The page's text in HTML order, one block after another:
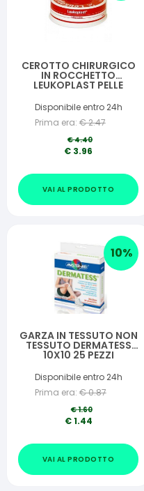
CEROTTO CHIRURGICO
IN ROCCHETTO
LEUKOPLAST PELLE
Disponibile entro 24h
Prima era: €2.47
€4.40
€ 3.96
VAI AL PRODOTTO
10%
GARZA IN TESSUTO NON
TESSUTO DERMATESS
10X10 25 PEZZI
Disponibile entro 24h
Prima era: €0.87
€1.60
€1.44
VAI AL PRODOTTO